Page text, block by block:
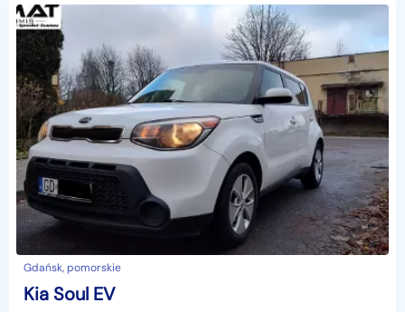
Gdańsk, pomorskie
Kia Soul EV